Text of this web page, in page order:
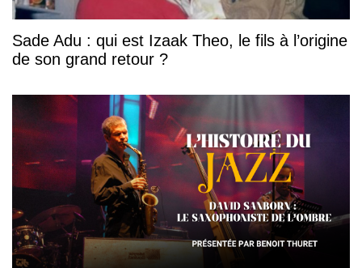
Sade Adu : qui est Izaak Theo, le fils à l’origine
de son grand retour ?